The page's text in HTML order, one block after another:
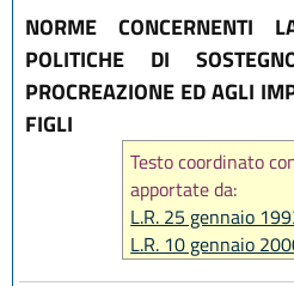
NORME CONCERNENTI
POLITICHE DI
PROCREAZIONE ED AGLI
FIGLI
Testo coordinato
apportate da:
L.R. 25 gennaio
L.R. 10 gennaio